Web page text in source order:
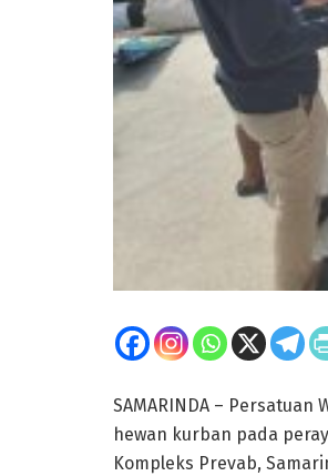
SAMARINDA –
hewan kurban pada
Kompleks Prevab,